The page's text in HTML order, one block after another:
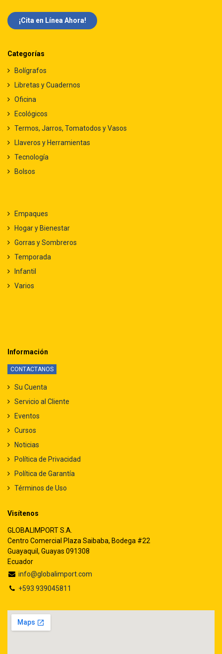
¡Cita en Línea Ah​​ora!
Categorías
Bolígrafos
Libretas y Cuadernos
Oficina
Ecológicos
Termos, Jarros, Tomatodos y Vasos
Llaveros y Herramientas
Tecnología
Bolsos
Empaques
Hogar y Bienestar
Gorras y Sombreros
Temporada
Infantil
Varios
Información
CONTACTANOS
Su Cuenta
Servicio al Cliente
Eventos
Cursos
Noticias
Política de Privacidad
Política de Garantía
Términos de Uso
Visítenos
GLOBALIMPORT S.A.
Centro Comercial Plaza Saibaba, Bodega #22
Guayaquil, Guayas 091308
Ecuador
info@globalimport.com
+593 939045811